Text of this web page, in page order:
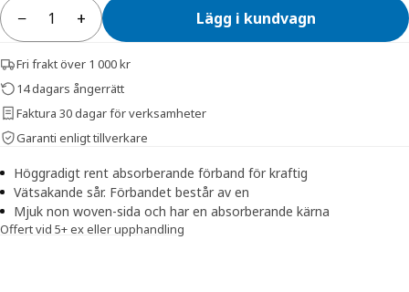
− + Lägg i kundvagn
Fri frakt över 1 000 kr
14 dagars ångerrätt
Faktura 30 dagar för verksamheter
Garanti enligt tillverkare
Höggradigt rent absorberande förband för kraftig
Vätsakande sår. Förbandet består av en
Mjuk non woven-sida och har en absorberande kärna
Offert vid 5+ ex eller upphandling